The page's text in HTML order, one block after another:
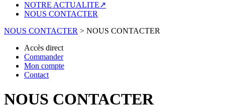
NOTRE ACTUALITE↗
NOUS CONTACTER
NOUS CONTACTER > NOUS CONTACTER
Accès direct
Commander
Mon compte
Contact
NOUS CONTACTER